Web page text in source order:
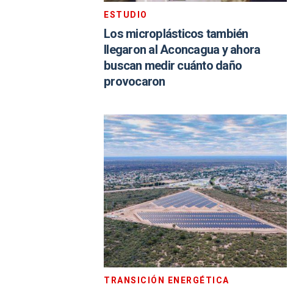
ESTUDIO
Los microplásticos también
llegaron al Aconcagua y ahora
buscan medir cuánto daño
provocaron
TRANSICIÓN ENERGÉTICA